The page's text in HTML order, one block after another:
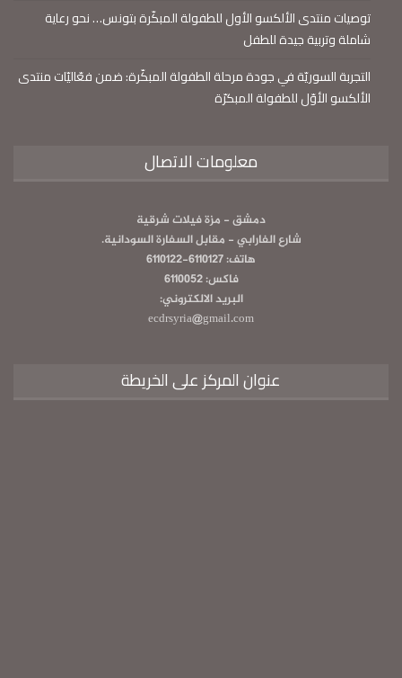
توصيات منتدى الألكسو الأول للطفولة المبكّرة بتونس… نحو رعاية
شاملة وتربية جيدة للطفل
التجربة السوريّة في جودة مرحلة الطفولة المبكّرة: ضمن فعّاليّات منتدى
الألكسو الأوّل للطفولة المبكرّة
معلومات الاتصال
دمشق - مزة فيلات شرقية
شارع الفارابي - مقابل السفارة السودانية.
هاتف: 6110127-6110122
فاكس: 6110052
البريد الالكتروني:
ecdrsyria@gmail.com
عنوان المركز على الخريطة